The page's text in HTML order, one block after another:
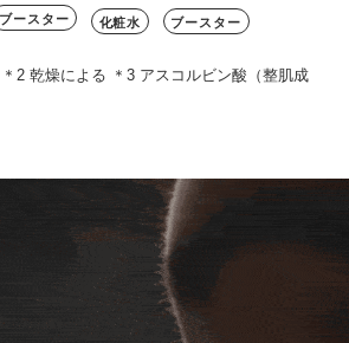
ブースター 化粧水 ブースター
2 乾燥による ＊3 アスコルビン酸（整肌成